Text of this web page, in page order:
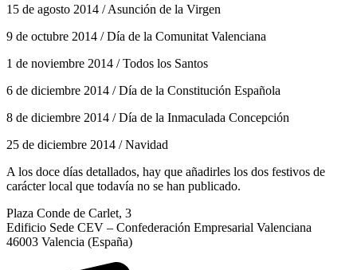
15 de agosto 2014 / Asunción de la Virgen
9 de octubre 2014 / Día de la Comunitat Valenciana
1 de noviembre 2014 / Todos los Santos
6 de diciembre 2014 / Día de la Constitución Española
8 de diciembre 2014 / Día de la Inmaculada Concepción
25 de diciembre 2014 / Navidad
A los doce días detallados, hay que añadirles los dos festivos de
carácter local que todavía no se han publicado.
Plaza Conde de Carlet, 3
Edificio Sede CEV – Confederación Empresarial Valenciana
46003 Valencia (España)